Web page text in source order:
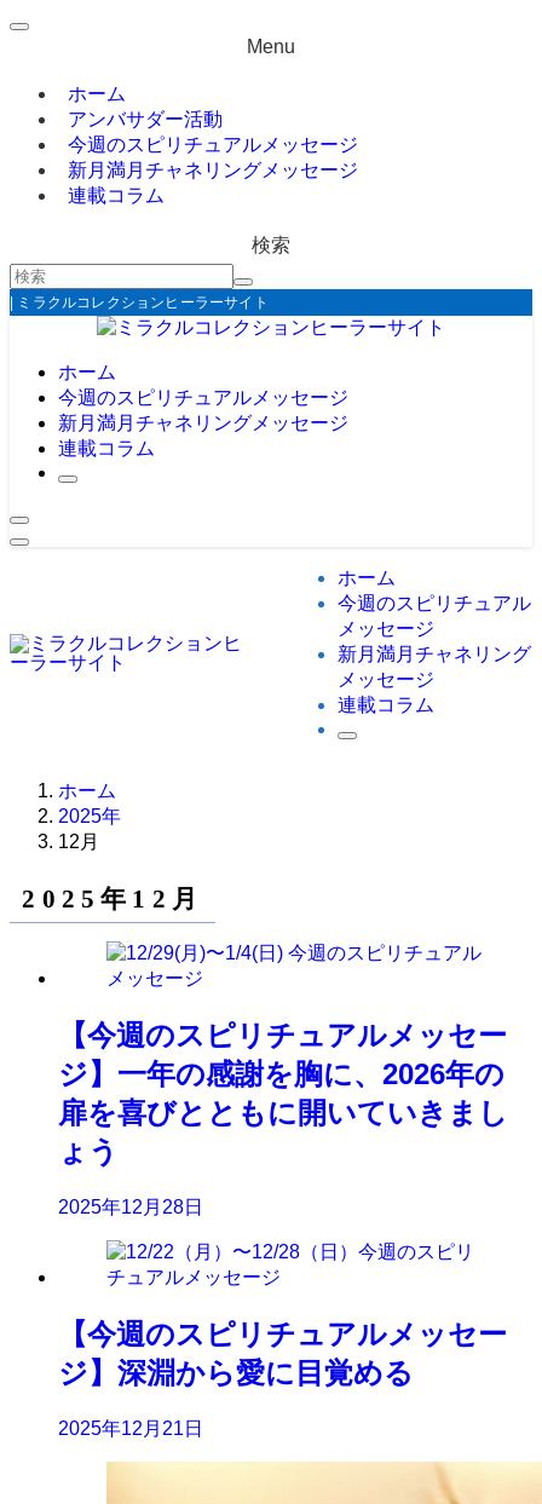
Menu
ホーム
アンバサダー活動
今週のスピリチュアルメッセージ
新月満月チャネリングメッセージ
連載コラム
検索
| ミラクルコレクションヒーラーサイト
ホーム
今週のスピリチュアルメッセージ
新月満月チャネリングメッセージ
連載コラム
ホーム
今週のスピリチュアル
メッセージ
新月満月チャネリング
メッセージ
連載コラム
ホーム
2025年
12月
2025年12月
【今週のスピリチュアルメッセー
ジ】一年の感謝を胸に、2026年の
扉を喜びとともに開いていきまし
ょう
2025年12月28日
【今週のスピリチュアルメッセー
ジ】深淵から愛に目覚める
2025年12月21日